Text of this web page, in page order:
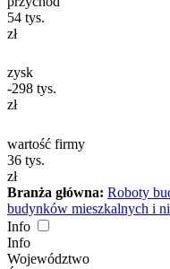
54 tys.
zł
zysk
-298 tys.
zł
wartość firmy
36 tys.
zł
Branża główna: Roboty
budynków mieszkalnych i
Info
Info
Województwo